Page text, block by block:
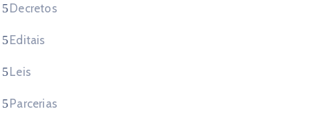
Decretos
Editais
Leis
Parcerias